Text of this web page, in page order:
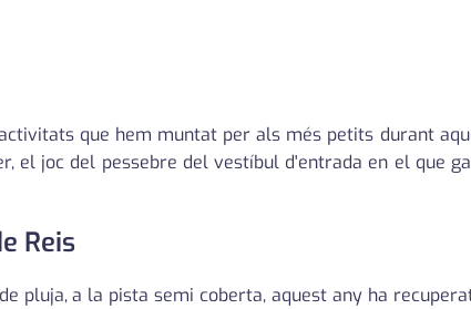
que hem muntat per als més petits durant
el joc del pessebre del vestíbul d'entrada en el que
Reis
pluja, a la pista semi coberta, aquest any ha